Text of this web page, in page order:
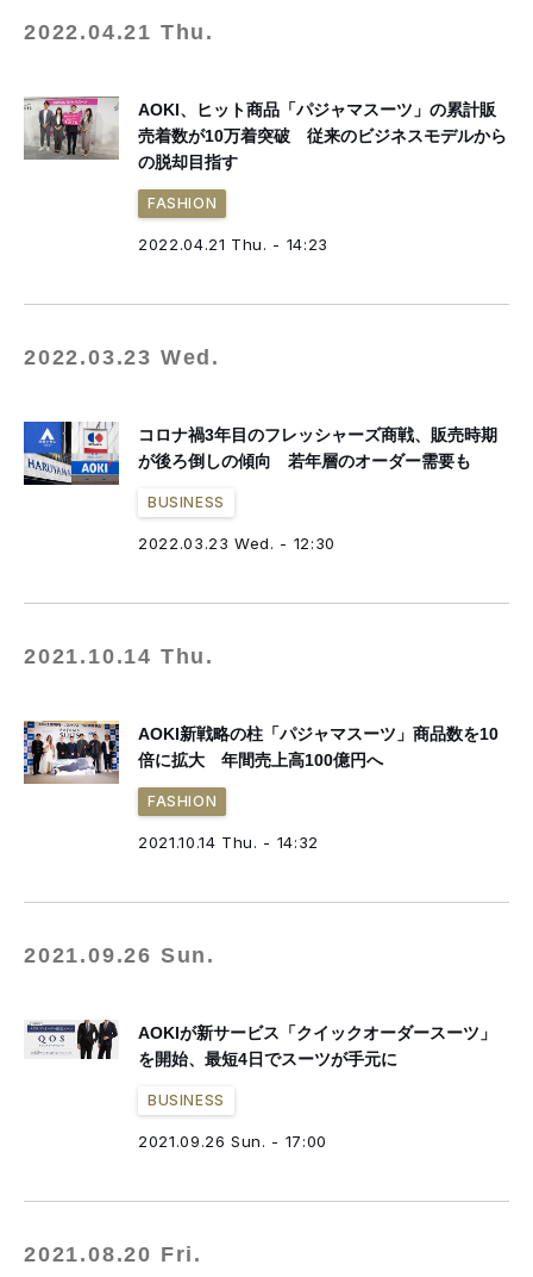
2022.04.21 Thu.
AOKI、ヒット商品「パジャマスーツ」の累計販
売着数が10万着突破 従来のビジネスモデルから
の脱却目指す
FASHION
2022.04.21 Thu. - 14:23
2022.03.23 Wed.
コロナ禍3年目のフレッシャーズ商戦、販売時期
が後ろ倒しの傾向 若年層のオーダー需要も
BUSINESS
2022.03.23 Wed. - 12:30
2021.10.14 Thu.
AOKI新戦略の柱「パジャマスーツ」商品数を10
倍に拡大 年間売上高100億円へ
FASHION
2021.10.14 Thu. - 14:32
2021.09.26 Sun.
AOKIが新サービス「クイックオーダースーツ」
を開始、最短4日でスーツが手元に
BUSINESS
2021.09.26 Sun. - 17:00
2021.08.20 Fri.